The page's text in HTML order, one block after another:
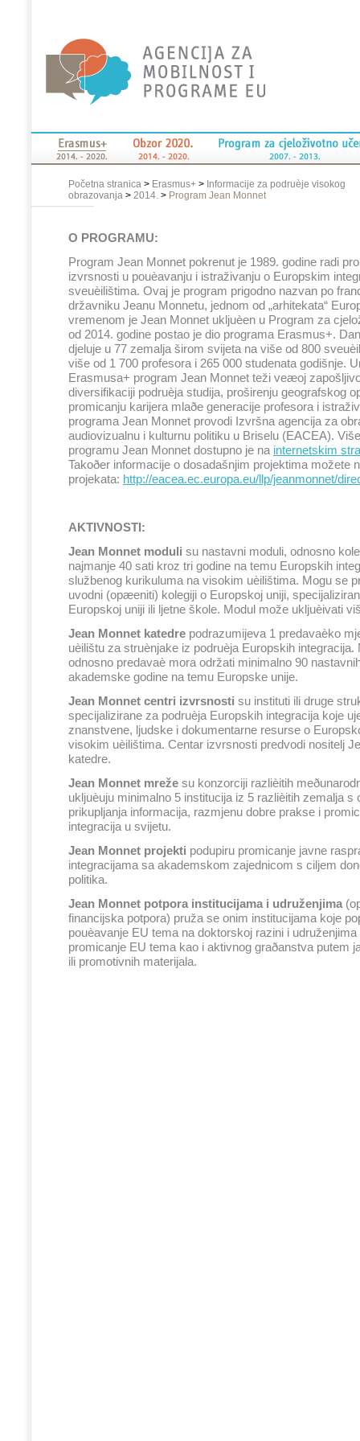
Početna stranica > Erasmus+ > Informacije za podruèje visokog
obrazovanja > 2014. > Program Jean Monnet
O PROGRAMU:
Program Jean Monnet pokrenut je 1989. godine radi
izvrsnosti u pouèavanju i istraživanju o Europskim
sveuèilištima. Ovaj je program prigodno nazvan po
državniku Jeanu Monnetu, jednom od „arhitekata“
vremenom je Jean Monnet ukljuèen u Program za
od 2014. godine postao je dio programa Erasmus+.
djeluje u 77 zemalja širom svijeta na više od 800
više od 1 700 profesora i 265 000 studenata godišnje.
Erasmusa+ program Jean Monnet teži veæoj
diversifikaciji podruèja studija, proširenju geografskog
promicanju karijera mlaðe generacije profesora i
programa Jean Monnet provodi Izvršna agencija za
audiovizualnu i kulturnu politiku u Briselu (EACEA).
programu Jean Monnet dostupno je na internetskim
Takoðer informacije o dosadašnjim projektima možete
projekata: http://eacea.ec.europa.eu/llp/jeanmonnet/
AKTIVNOSTI:
Jean Monnet moduli su nastavni moduli, odnosno
najmanje 40 sati kroz tri godine na temu Europskih
službenog kurikuluma na visokim uèilištima. Mogu se
uvodni (opæeniti) kolegiji o Europskoj uniji,
Europskoj uniji ili ljetne škole. Modul može ukljuèivati
Jean Monnet katedre podrazumijeva 1 predavaèko
uèilištu za struènjake iz podruèja Europskih integracija.
odnosno predavaè mora održati minimalno 90
akademske godine na temu Europske unije.
Jean Monnet centri izvrsnosti su instituti ili druge
specijalizirane za podruèja Europskih integracija koje
znanstvene, ljudske i dokumentarne resurse o
visokim uèilištima. Centar izvrsnosti predvodi nositelj
katedre.
Jean Monnet mreže su konzorciji razlièitih
ukljuèuju minimalno 5 institucija iz 5 razlièitih zemalja s
prikupljanja informacija, razmjenu dobre prakse i
integracija u svijetu.
Jean Monnet projekti podupiru promicanje javne
integracijama sa akademskom zajednicom s ciljem
politika.
Jean Monnet potpora institucijama i udruženjima
financijska potpora) pruža se onim institucijama koje
pouèavanje EU tema na doktorskoj razini i udruženjima
promicanje EU tema kao i aktivnog graðanstva putem
ili promotivnih materijala.